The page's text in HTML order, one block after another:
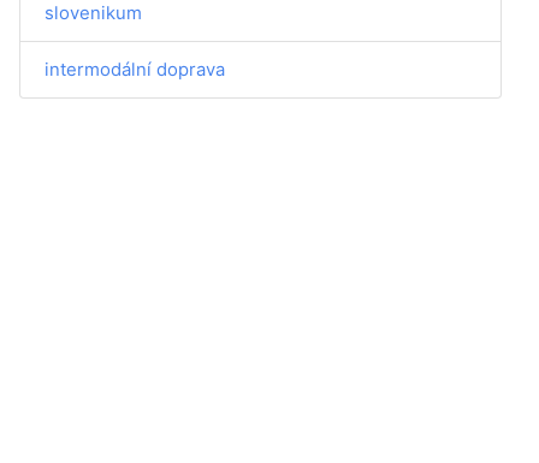
slovenikum
intermodální doprava